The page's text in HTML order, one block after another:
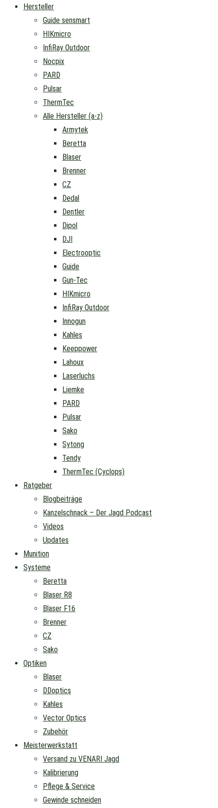
Hersteller
Guide sensmart
HIKmicro
InfiRay Outdoor
Nocpix
PARD
Pulsar
ThermTec
Alle Hersteller (a-z)
Armytek
Beretta
Blaser
Brenner
CZ
Dedal
Dentler
Dipol
DJI
Electrooptic
Guide
Gun-Tec
HIKmicro
InfiRay Outdoor
Innogun
Kahles
Keeppower
Lahoux
Laserluchs
Liemke
PARD
Pulsar
Sako
Sytong
Tendy
ThermTec (Cyclops)
Ratgeber
Blogbeiträge
Kanzelschnack – Der Jagd Podcast
Videos
Updates
Munition
Systeme
Beretta
Blaser R8
Blaser F16
Brenner
CZ
Sako
Optiken
Blaser
DDoptics
Kahles
Vector Optics
Zubehör
Meisterwerkstatt
Versand zu VENARI Jagd
Kalibrierung
Pflege & Service
Gewinde schneiden